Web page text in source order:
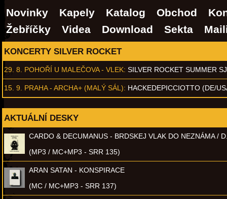
Novinky Kapely Katalog Obchod
Žebříčky
Videa Download Sekta
KONCERTY SILVER ROCKET
29. 8. POHOŘÍ U MALEČOVA - VLEK: SILVER ROCKET SUMMER
15. 9. PRAHA - ARCHA+ (MALÝ SÁL): HACKEDEPICCIOTTO (DE/
AKTUÁLNÍ DESKY
CARDO & DECUMANUS - BRDSKEJ VLAK DO NEZNÁMA /
(MP3 / MC+MP3 - SRR 135)
ARAN SATAN - KONSPIRACE
(MC / MC+MP3 - SRR 137)